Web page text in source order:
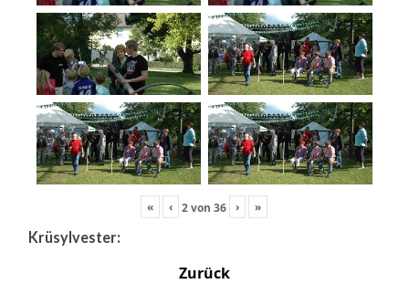
« ‹ 2von36 › »
Krüsylvester:
Zurück